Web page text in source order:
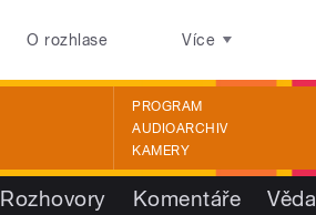
O rozhlase Více
PROGRAM
AUDIOARCHIV
KAMERY
Rozhovory Komentáře Věda